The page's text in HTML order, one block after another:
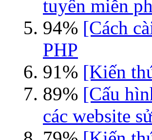
tuyến miễn
94% [Cách
PHP
91% [Kiến
89% [Cấu
các website